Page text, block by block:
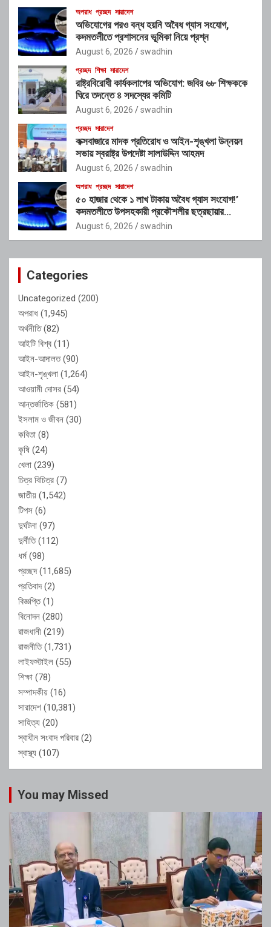
অপরাধ প্রচ্ছদ সারাদেশ
অভিযোগের পরও বন্ধ হয়নি অবৈধ গ্যাস সংযোগ,
কদমতলীতে প্রশাসনের ভূমিকা নিয়ে প্রশ্ন
August 6, 2026 swadhin
প্রচ্ছদ শিক্ষা সারাদেশ
রাষ্ট্রবিরোধী কার্যকলাপের অভিযোগ: জবির ৬৮ শিক্ষককে
ঘিরে তদন্তে ৪ সদস্যের কমিটি
August 6, 2026 swadhin
প্রচ্ছদ সারাদেশ
কক্সবাজারে মাদক প্রতিরোধ ও আইন-শৃঙ্খলা উন্নয়ন
সভায় স্বরাষ্ট্র উপদেষ্টা সালাউদ্দিন আহমদ
August 6, 2026 swadhin
অপরাধ প্রচ্ছদ সারাদেশ
৫০ হাজার থেকে ১ লাখ টাকায় অবৈধ গ্যাস সংযোগ!’
কদমতলীতে উপসহকারী প্রকৌশলীর ছত্রছায়ার
অভিযোগ
August 6, 2026 swadhin
Categories
Uncategorized (200)
অপরাধ (1,945)
অর্থনীতি(82)
আইটি বিশ্ব (11)
আইন-আদালত(90)
আইন-শৃঙ্খলা (1,264)
আওয়ামী দোসর (54)
আন্তর্জাতিক (581)
ইসলাম ও জীবন (30)
কবিতা (8)
কৃষি (24)
খেলা (239)
চিত্র বিচিত্র (7)
জাতীয় (1,542)
টিপস (6)
দুর্ঘটনা (97)
দুর্নীতি(112)
ধর্ম(98)
প্রচ্ছদ(11,685)
প্রতিবাদ(2)
বিজ্ঞপ্তি(1)
বিনোদন (280)
রাজধানী (219)
রাজনীতি(1,731)
লাইফস্টাইল (55)
শিক্ষা (78)
সম্পাদকীয় (16)
সারাদেশ (10,381)
সাহিত্য (20)
স্বাধীন সংবাদ পরিবার (2)
স্বাস্থ্য (107)
You may Missed